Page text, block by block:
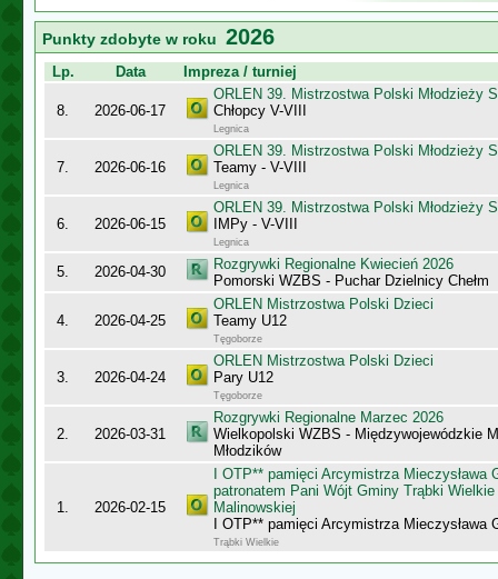
Punkty zdobyte w roku 2026
Lp. Data Impreza / turniej
8. 2026-06-17
ORLEN 39. Mistrzostwa Polski Młodzieży
Chłopcy V-VIII
Legnica
7. 2026-06-16
ORLEN 39. Mistrzostwa Polski Młodzieży
Teamy - V-VIII
Legnica
6. 2026-06-15
ORLEN 39. Mistrzostwa Polski Młodzieży
IMPy - V-VIII
Legnica
5. 2026-04-30
Rozgrywki Regionalne Kwiecień 2026
Pomorski WZBS - Puchar Dzielnicy Chełm
4. 2026-04-25
ORLEN Mistrzostwa Polski Dzieci
Teamy U12
Tęgoborze
3. 2026-04-24
ORLEN Mistrzostwa Polski Dzieci
Pary U12
Tęgoborze
2. 2026-03-31
Rozgrywki Regionalne Marzec 2026
Wielkopolski WZBS - Międzywojewódzkie
Młodzików
1. 2026-02-15
I OTP** pamięci Arcymistrza Mieczysława
patronatem Pani Wójt Gminy Trąbki
Malinowskiej
I OTP** pamięci Arcymistrza Mieczysława
Trąbki Wielkie